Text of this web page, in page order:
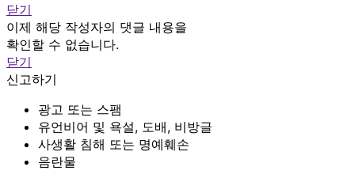
닫기
이제 해당 작성자의 댓글 내용을
확인할 수 없습니다.
닫기
신고하기
광고 또는 스팸
유언비어 및 욕설, 도배, 비방글
사생활 침해 또는 명예훼손
음란물